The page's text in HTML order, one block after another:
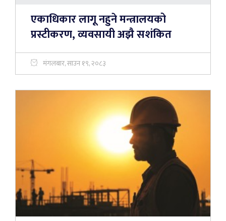
एकाधिकार लागू नहुने मन्त्रालयको
प्रस्टीकरण, व्यवसायी अझै सशंकित
मंगलबार, साउन १९, २०८३